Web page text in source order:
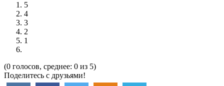
5
4
3
2
1
(0 голосов, среднее: 0 из 5)
Поделитесь с друзьями!